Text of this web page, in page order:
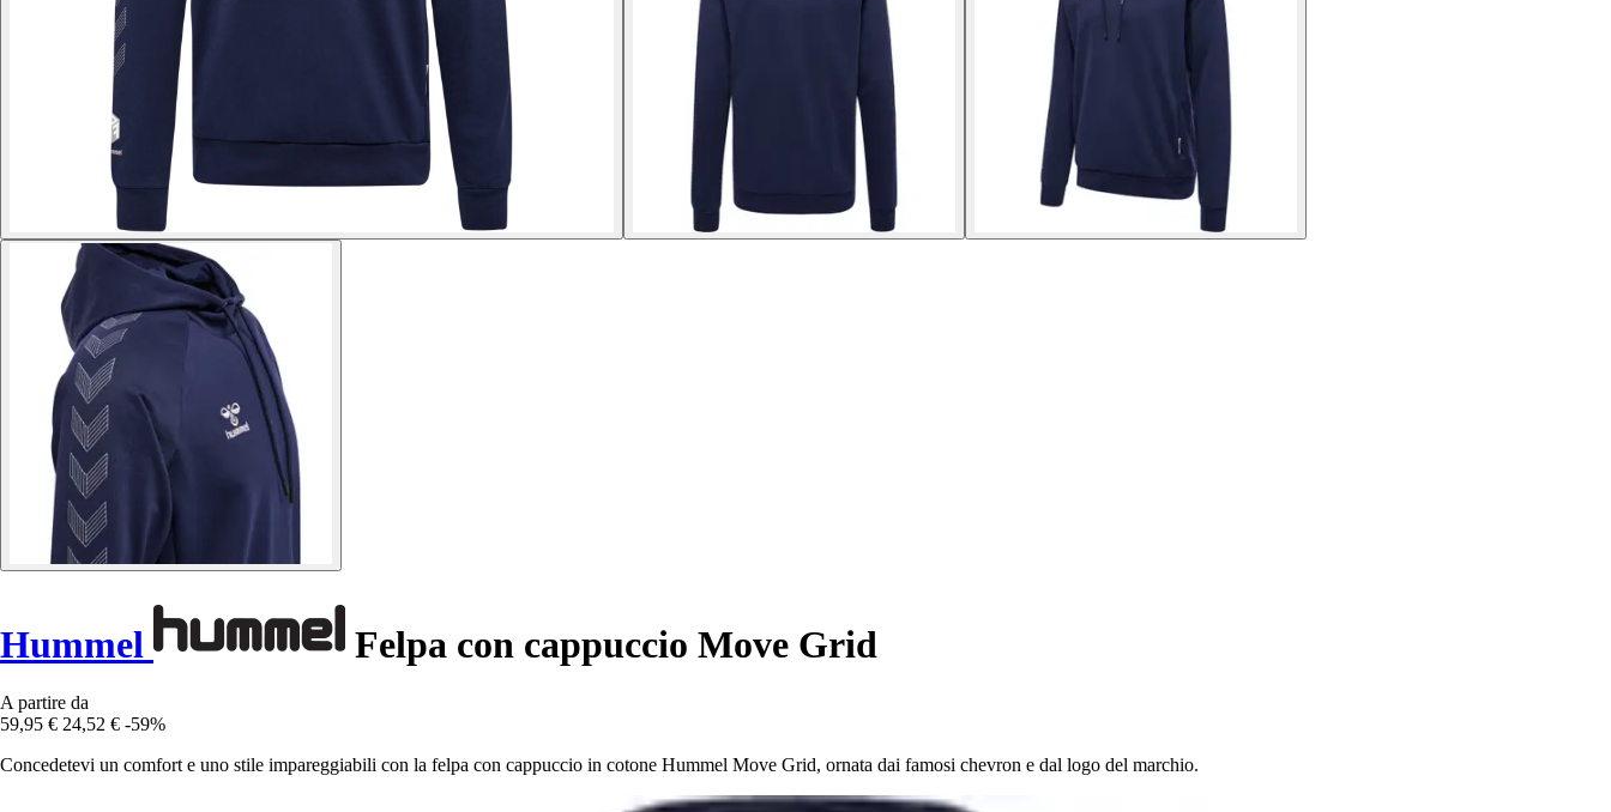
Hummel Felpa con cappuccio Move Grid
A partire da
59,95 € 24,52 € -59%
Concedetevi un comfort e uno stile impareggiabili con la felpa con cappuccio in cotone Hummel Move Grid, ornata dai famosi chevron e dal logo del marchio.